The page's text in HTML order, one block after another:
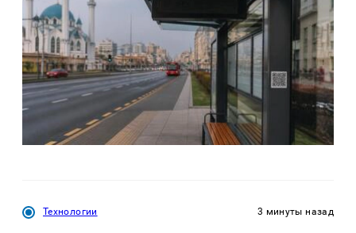
Технологии 3 минуты назад